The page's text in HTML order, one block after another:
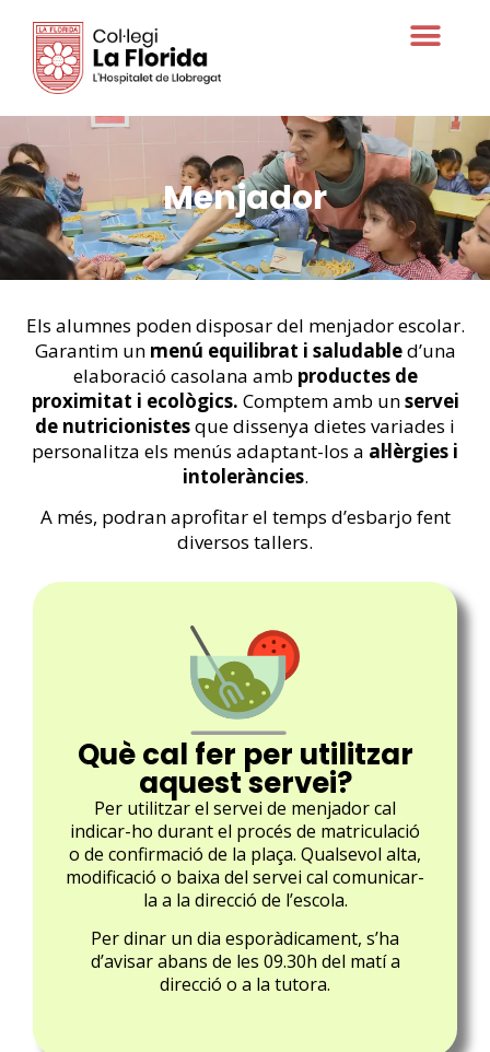
Menjador
Els alumnes poden disposar del menjador escolar.
Garantim un menú equilibrat i saludabled’una
elaboració casolana amb productes de
proximitat i ecològics. Comptem amb unservei
de nutricionistesque dissenya dietes variades i
personalitza els menús adaptant-los a al·lèrgies i
intoleràncies.
A més, podran aprofitar el temps d’esbarjo fent
diversos tallers.
Què cal fer per utilitzar
aquest servei?
Per utilitzar el servei de menjador cal
indicar-ho durant el procés de matriculació
o de confirmació de la plaça. Qualsevol alta,
modificació o baixa del servei cal comunicar-
la a la direcció de l’escola.
Per dinar un dia esporàdicament, s’ha
d’avisarabans de les 09.30h del matía
direcció o a la tutora.